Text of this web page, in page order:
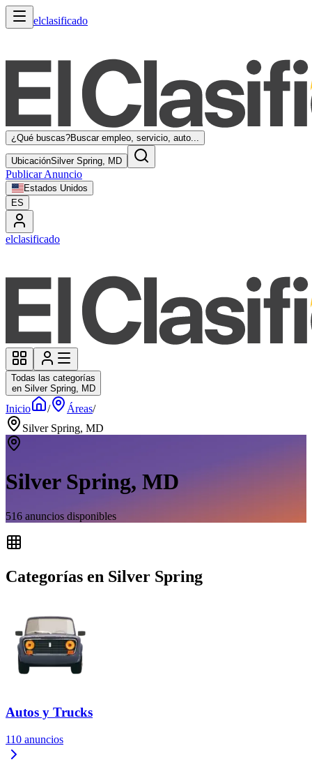
elclasificado
¿Qué buscas?Buscar empleo, servicio, auto...
UbicaciónSilver Spring, MD
Publicar Anuncio
Estados Unidos
ES
elclasificado
Todas las categorías
en Silver Spring, MD
Inicio / Áreas/
Silver Spring, MD
Silver Spring, MD
516 anuncios disponibles
Categorías en Silver Spring
Autos y Trucks
110 anuncios